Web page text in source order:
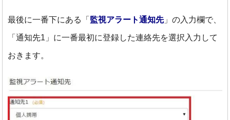
最後に一番下にある「 監視アラート通知先」の入力欄で、
「通知先1」に一番最初に登録した連絡先を選択入力して
おきます。